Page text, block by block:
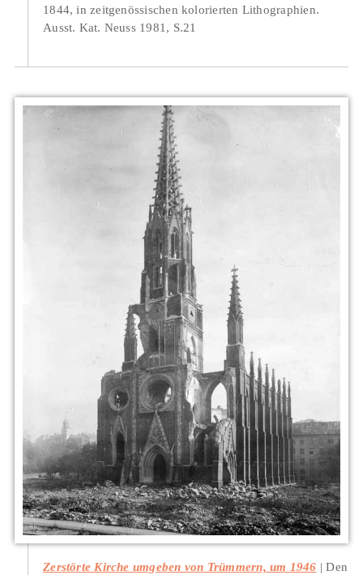
1844, in zeitgenössischen kolorierten Lithographien.
Ausst. Kat. Neuss 1981, S.21
Zerstörte Kirche umgeben von Trümmern, um 1946
Den